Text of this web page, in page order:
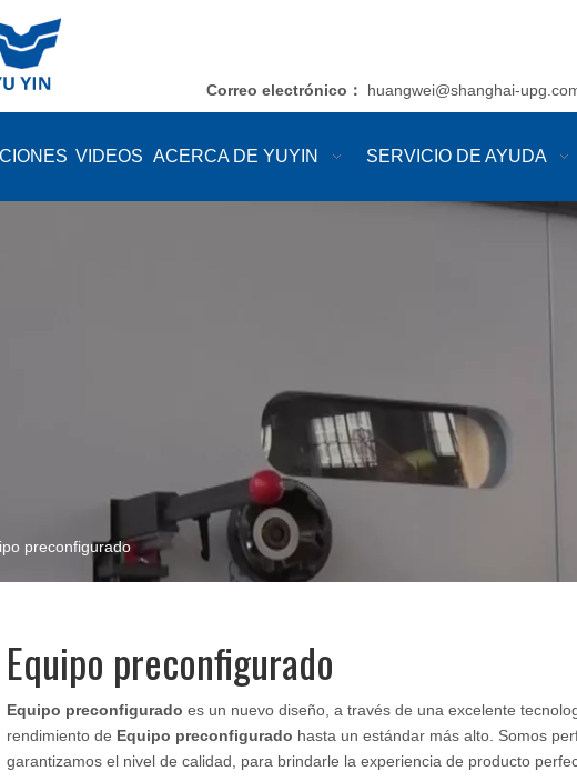
Correo electrónico ： huangwei@shanghai-
VIDEOS ACERCA DE YUYIN SERVICIO DE AYUDA
preconfigurado
Equipo preconfigurado
Equipo preconfigurado es un nuevo diseño, a través de una excelente
rendimiento de Equipo preconfigurado hasta un estándar más alto. Somos
garantizamos el nivel de calidad, para brindarle la experiencia de producto